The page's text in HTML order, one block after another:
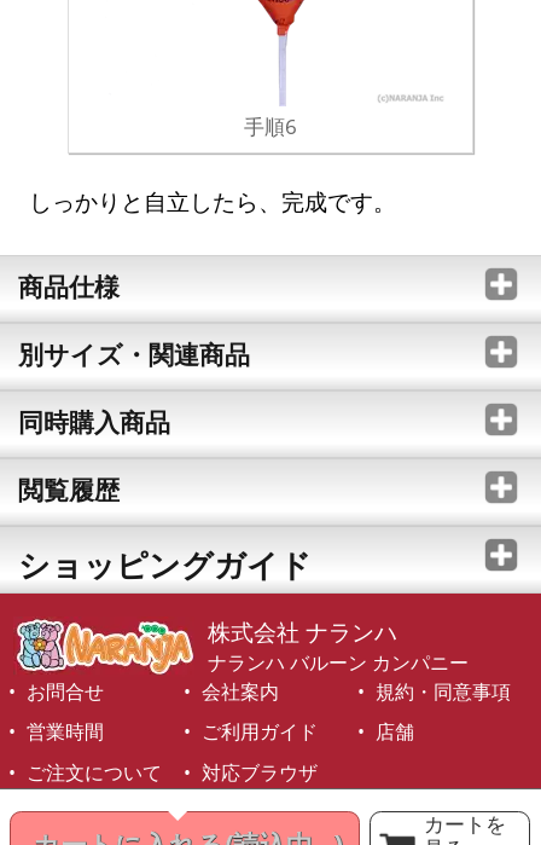
カートを
手順6
しっかりと自立したら、完成です。
商品仕様
別サイズ・関連商品
同時購入商品
閲覧履歴
ショッピングガイド
株式会社 ナランハ
ナランハ バルーン カンパニー
お問合せ
会社案内
規約・同意事項
営業時間
ご利用ガイド
店舗
ご注文について
対応ブラウザ
©1999-2026 NARANJA Inc. All Rights Reserved.